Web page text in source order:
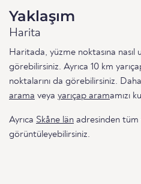
Yaklaşım
Harita
Haritada, yüzme noktasına nasıl
görebilirsiniz. Ayrıca 10 km
noktalarını da görebilirsiniz.
arama veya yarıçap aramamızı
Ayrıca Skåne län adresinden tüm
görüntüleyebilirsiniz.